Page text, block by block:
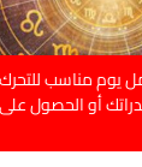
مناسب للتحرك
أو الحصول على